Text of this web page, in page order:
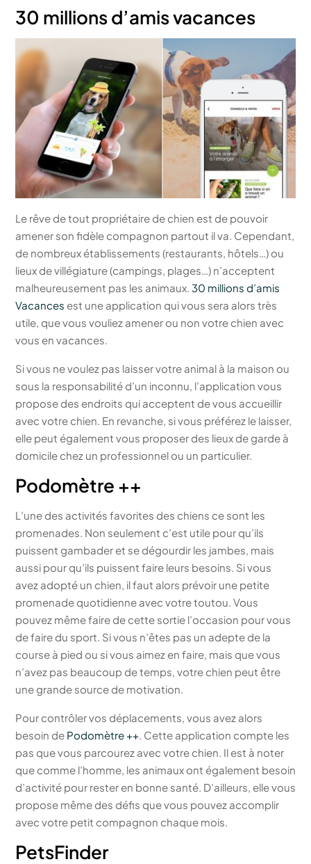
30 millions d’amis vacances
Le rêve de tout propriétaire de chien est de pouvoir
amener son fidèle compagnon partout il va. Cependant,
de nombreux établissements (restaurants, hôtels…) ou
lieux de villégiature (campings, plages…) n’acceptent
malheureusement pas les animaux. 30 millions d’amis
Vacances est une application qui vous sera alors très
utile, que vous vouliez amener ou non votre chien avec
vous en vacances.
Si vous ne voulez pas laisser votre animal à la maison ou
sous la responsabilité d’un inconnu, l’application vous
propose des endroits qui acceptent de vous accueillir
avec votre chien. En revanche, si vous préférez le laisser,
elle peut également vous proposer des lieux de garde à
domicile chez un professionnel ou un particulier.
Podomètre ++
L’une des activités favorites des chiens ce sont les
promenades. Non seulement c’est utile pour qu’ils
puissent gambader et se dégourdir les jambes, mais
aussi pour qu’ils puissent faire leurs besoins. Si vous
avez adopté un chien, il faut alors prévoir une petite
promenade quotidienne avec votre toutou. Vous
pouvez même faire de cette sortie l’occasion pour vous
de faire du sport. Si vous n’êtes pas un adepte de la
course à pied ou si vous aimez en faire, mais que vous
n’avez pas beaucoup de temps, votre chien peut être
une grande source de motivation.
Pour contrôler vos déplacements, vous avez alors
besoin de Podomètre ++. Cette application compte les
pas que vous parcourez avec votre chien. Il est à noter
que comme l’homme, les animaux ont également besoin
d’activité pour rester en bonne santé. D’ailleurs, elle vous
propose même des défis que vous pouvez accomplir
avec votre petit compagnon chaque mois.
PetsFinder